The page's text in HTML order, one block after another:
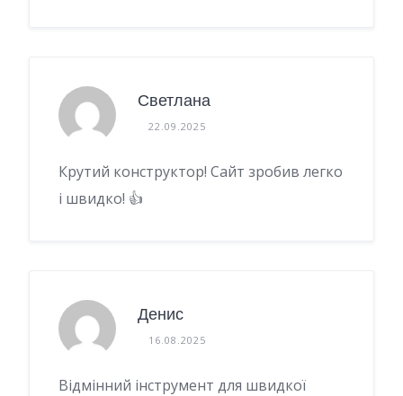
Светлана
22.09.2025
Крутий конструктор! Сайт зробив легко
і швидко! 👍
Денис
16.08.2025
Відмінний інструмент для швидкої